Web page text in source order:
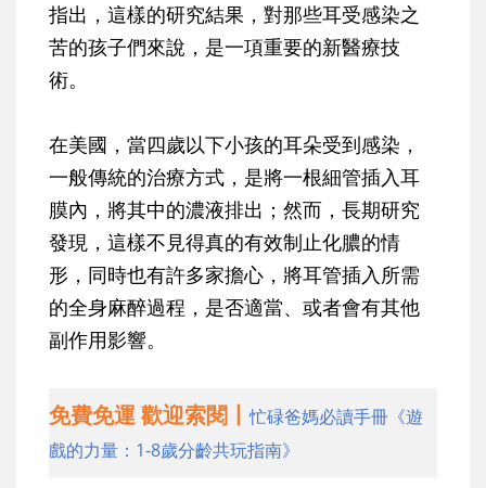
指出，這樣的研究結果，對那些耳受感染之
苦的孩子們來說，是一項重要的新醫療技
術。
在美國，當四歲以下小孩的耳朵受到感染，
一般傳統的治療方式，是將一根細管插入耳
膜內，將其中的濃液排出；然而，長期研究
發現，這樣不見得真的有效制止化膿的情
形，同時也有許多家擔心，將耳管插入所需
的全身麻醉過程，是否適當、或者會有其他
副作用影響。
免費免運 歡迎索閱丨忙碌爸媽必讀手冊《遊
戲的力量：1-8歲分齡共玩指南》